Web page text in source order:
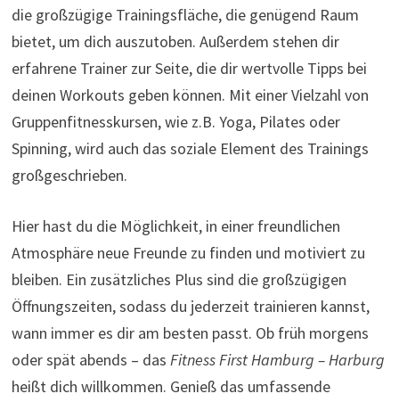
die großzügige Trainingsfläche, die genügend Raum
bietet, um dich auszutoben. Außerdem stehen dir
erfahrene Trainer zur Seite, die dir wertvolle Tipps bei
deinen Workouts geben können. Mit einer Vielzahl von
Gruppenfitnesskursen, wie z.B. Yoga, Pilates oder
Spinning, wird auch das soziale Element des Trainings
großgeschrieben.
Hier hast du die Möglichkeit, in einer freundlichen
Atmosphäre neue Freunde zu finden und motiviert zu
bleiben. Ein zusätzliches Plus sind die großzügigen
Öffnungszeiten, sodass du jederzeit trainieren kannst,
wann immer es dir am besten passt. Ob früh morgens
oder spät abends – das Fitness First Hamburg – Harburg
heißt dich willkommen. Genieß das umfassende